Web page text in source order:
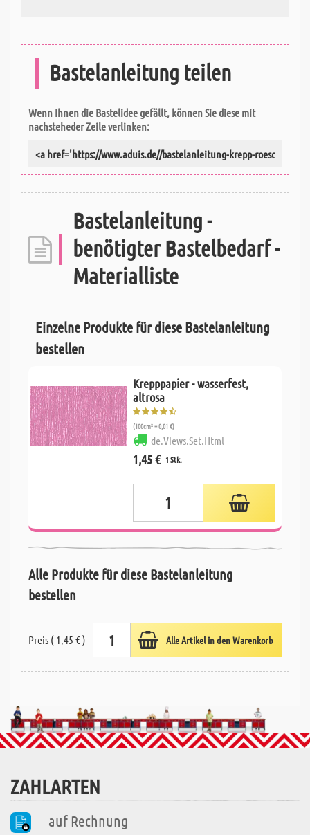
Bastelanleitung teilen
Wenn Ihnen die Bastelidee gefällt, können Sie diese mit
nachsteheder Zeile verlinken:
Bastelanleitung -
benötigter Bastelbedarf -
Materialliste
Einzelne Produkte für diese Bastelanleitung
bestellen
Krepppapier - wasserfest,
altrosa
(100cm² = 0,01 €)
de.Views.Set.Html
1,45 € 1 Stk.
Alle Produkte für diese Bastelanleitung
bestellen
Preis ( 1,45 € ) Alle Artikel in den Warenkorb
ZAHLARTEN
auf Rechnung